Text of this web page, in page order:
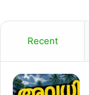
Recent